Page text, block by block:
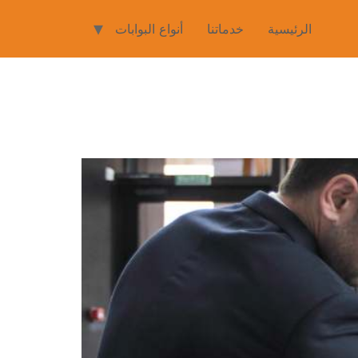
الرئيسية خدماتنا أنواع البوابات